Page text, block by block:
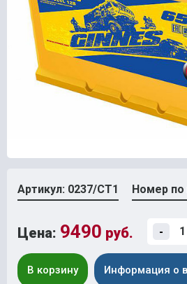
Артикул: 0237/СТ1 Номер по
Цена: 9490 руб. -
В корзину Информация о